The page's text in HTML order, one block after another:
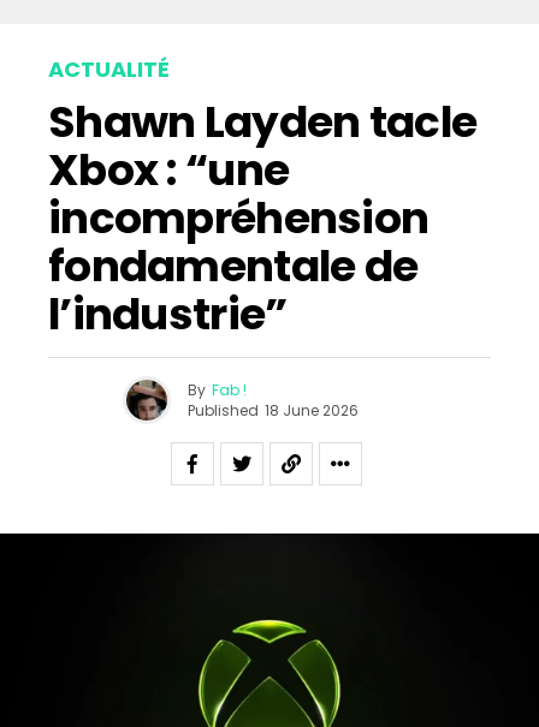
ACTUALITÉ
Shawn Layden tacle
Xbox : “une
incompréhension
fondamentale de
l’industrie”
By Fab !
Published 18 June 2026